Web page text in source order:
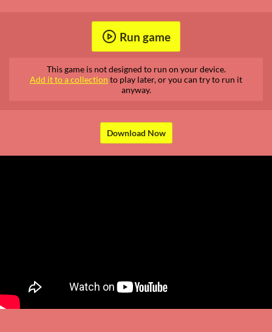
Run game
This game is not designed to run on your device.
Add it to a collection to play later, or you can try to run it
anyway.
Download Now